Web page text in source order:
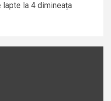
la 4 dimineața